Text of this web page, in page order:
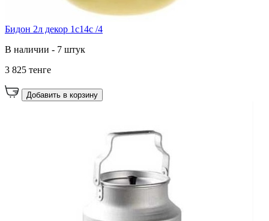
Бидон 2л декор 1с14с /4
В наличии - 7 штук
3 825 тенге
Добавить в корзину